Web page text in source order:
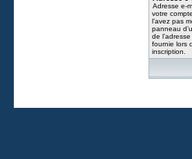
Adresse e-
votre
l’avez pas
panneau
de
fournie lors
inscription.